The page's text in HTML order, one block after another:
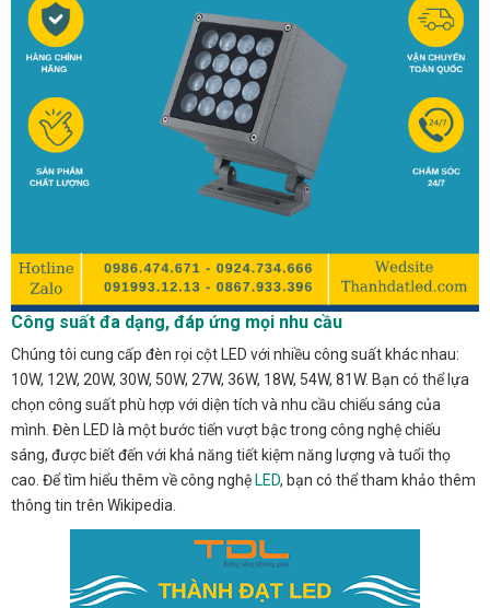
Công suất đa dạng, đáp ứng mọi nhu cầu
Chúng tôi cung cấp đèn rọi cột LED với nhiều công suất khác nhau:
10W, 12W, 20W, 30W, 50W, 27W, 36W, 18W, 54W, 81W. Bạn có thể lựa
chọn công suất phù hợp với diện tích và nhu cầu chiếu sáng của
mình. Đèn LED là một bước tiến vượt bậc trong công nghệ chiếu
sáng, được biết đến với khả năng tiết kiệm năng lượng và tuổi thọ
cao. Để tìm hiểu thêm về công nghệ LED, bạn có thể tham khảo thêm
thông tin trên Wikipedia.